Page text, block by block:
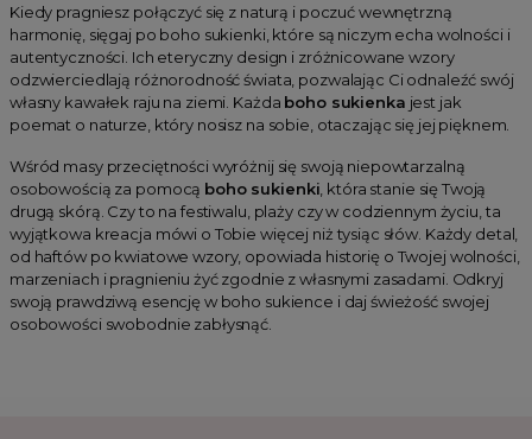
Kiedy pragniesz połączyć się z naturą i poczuć wewnętrzną
harmonię, sięgaj po boho sukienki, które są niczym echa wolności i
autentyczności. Ich eteryczny design i zróżnicowane wzory
odzwierciedlają różnorodność świata, pozwalając Ci odnaleźć swój
własny kawałek raju na ziemi. Każda boho sukienka jest jak
poemat o naturze, który nosisz na sobie, otaczając się jej pięknem.
Wśród masy przeciętności wyróżnij się swoją niepowtarzalną
osobowością za pomocą boho sukienki , która stanie się Twoją
drugą skórą. Czy to na festiwalu, plaży czy w codziennym życiu, ta
wyjątkowa kreacja mówi o Tobie więcej niż tysiąc słów. Każdy detal,
od haftów po kwiatowe wzory, opowiada historię o Twojej wolności,
marzeniach i pragnieniu żyć zgodnie z własnymi zasadami. Odkryj
swoją prawdziwą esencję w boho sukience i daj świeżość swojej
osobowości swobodnie zabłysnąć.